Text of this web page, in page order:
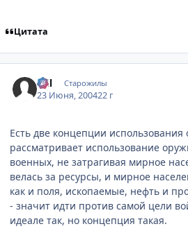
Цитата
Stil Старожилы
23 Июня, 200422 г
Есть две концепции
рассматривает использование
военных, не затрагивая мирное
велась за ресурсы, и мирное
как и поля, ископаемые, нефть и
- значит идти против самой цели
идеале так, но концепция такая.